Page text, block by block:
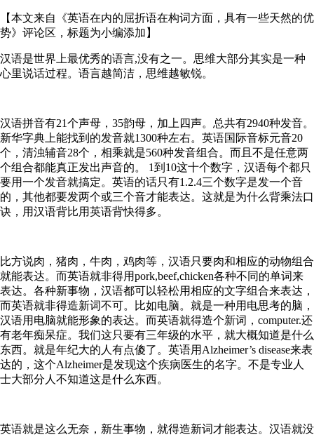
【本文来自《英语在内的屈折语在构词方面，具有一些天然的优
势》评论区，标题为小编添加】
汉语是世界上最优秀的语言,没有之一。思维大部分其实是一种
心里说话过程。语言越简洁，思维越敏锐。
汉语拼音有21个声母，35韵母，加上四声。总共有2940种发音。
新华字典上能找到的发音就1300种左右。英语国际音标元音20
个，清浊辅音28个，相乘就是560种发音组合。而且不是任意两
个组合都能真正发出声音的。 1到10这十个数字，汉语每个都只
要用一个发音就搞定。英语的话只有1.2.4三个数字是发一个音
的，其他都要发两个或三个音才能表达。这就是为什么背乘法口
诀，用汉语背比用英语背快得多。
比方说肉，猪肉，牛肉，鸡肉等，汉语只要肉和相应的动物组合
就能表达。而英语就非得用pork,beef,chicken各种不同的单词来
表达。各种新事物，汉语都可以轻松用相应的文字组合来表达，
而英语就非得造新词不可。比如电脑。就是一种用电思考的脑，
汉语用电脑就能形象的表达。而英语就得造个新词，computer.还
有老年痴呆症。我们这只要有三年级的水平，就大概知道是什么
东西。就是年纪大的人有点傻了。英语用Alzheimer’s disease来表
达的，这个Alzheimer是发现这个疾病医生的名字。不是专业人
士大部分人不知道这是什么东西。
英语就是这么无奈，新生事物，就得造新词才能表达。汉语就没